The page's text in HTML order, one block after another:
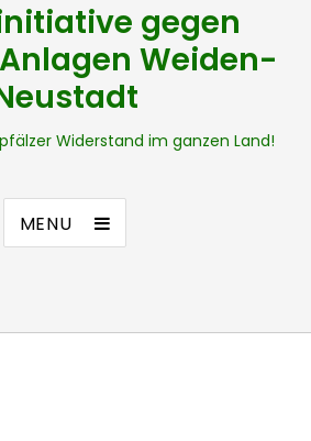
gegen
Weiden-
Widerstand im ganzen Land!
MENU